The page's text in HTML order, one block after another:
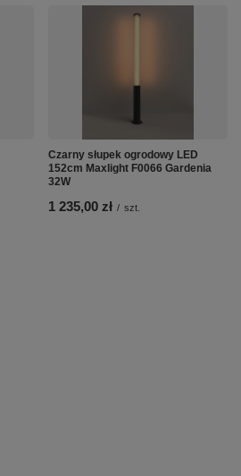
Czarny słupek ogrodowy LED
152cm Maxlight F0066 Gardenia
32W
1 235,00 zł / szt.